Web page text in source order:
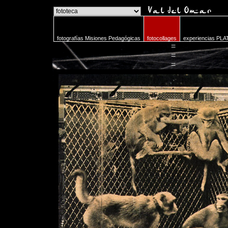
fotografías Misiones Pedagógicas fotocollages experiencias
=
=
=